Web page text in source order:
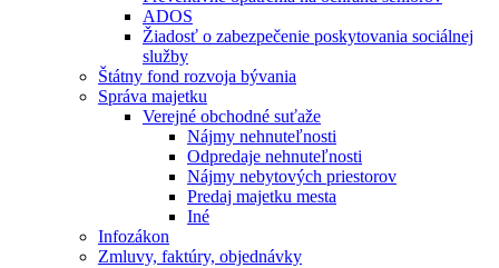
ADOS
Žiadosť o zabezpečenie poskytovania sociálnej
služby
Štátny fond rozvoja bývania
Správa majetku
Verejné obchodné suťaže
Nájmy nehnuteľnosti
Odpredaje nehnuteľnosti
Nájmy nebytových priestorov
Predaj majetku mesta
Iné
Infozákon
Zmluvy, faktúry, objednávky